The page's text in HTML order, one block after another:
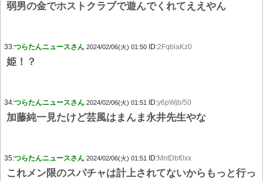
弱男の金でホストクラブで遊んでくれてええやん
33:つらたんニュースさん 2024/02/06(火) 01:50 ID:2FqblaKz0
姫！？
34:つらたんニュースさん 2024/02/06(火) 01:51 ID:y6pWjb/50
加藤純一見たけど芸風はまんま永井先生やな
35:つらたんニュースさん 2024/02/06(火) 01:51 ID:MntDbf0xx
これメン限のスパチャは計上されてないからもっと行っ